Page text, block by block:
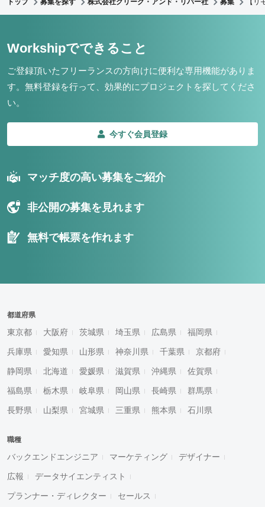
トップ 募集を探す 株式会社クリーク・アンド・リバー社 募集 【
Workshipでできること
ご登録頂いたフリーランスの方向けに便利な専用機能がありま
す。 無料登録を行って、効果的にプロジェクトを探してくださ
い。
今すぐ会員登録
マッチ度の高い募集をご紹介
非公開の募集を見れます
無料で帳票を作れます
都道府県
東京都 大阪府 茨城県 埼玉県 広島県 福岡県
兵庫県 愛知県 山形県 神奈川県 千葉県 京都府
静岡県 北海道 愛媛県 滋賀県 沖縄県 佐賀県
福島県 栃木県 岐阜県 岡山県 長崎県 群馬県
長野県 山梨県 宮城県 三重県 熊本県 石川県
職種
バックエンドエンジニア マーケティング デザイナー
広報 データサイエンティスト
プランナー・ディレクター セールス